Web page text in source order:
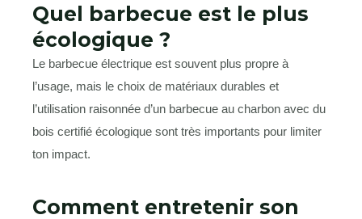
Quel barbecue est le plus
écologique ?
Le barbecue électrique est souvent plus propre à
l’usage, mais le choix de matériaux durables et
l’utilisation raisonnée d’un barbecue au charbon avec du
bois certifié écologique sont très importants pour limiter
ton impact.
Comment entretenir son